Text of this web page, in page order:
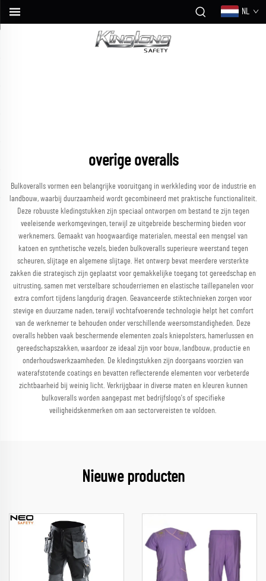
NL
overige overalls
Bulkoveralls vormen een belangrijke vooruitgang in werkkleding voor de industrie en
landbouw, waarbij duurzaamheid wordt gecombineerd met praktische functionaliteit.
Deze robuuste kledingstukken zijn speciaal ontworpen om bestand te zijn tegen
veeleisende werkomgevingen, terwijl ze uitgebreide bescherming bieden voor
werknemers. Gemaakt van hoogwaardige materialen, meestal een mengsel van
katoen en synthetische vezels, bieden bulkoveralls superieure weerstand tegen
scheuren, slijtage en algemene slijtage. Het ontwerp bevat meerdere versterkte
zakken die strategisch zijn geplaatst voor gemakkelijke toegang tot gereedschap en
uitrusting, samen met verstelbare schouderriemen en elastische taillepanelen voor
extra comfort tijdens langdurig dragen. Geavanceerde stiktechnieken zorgen voor
stevige en duurzame naden, terwijl vochtafvoerende technologie helpt het comfort
van de werknemer te behouden onder verschillende weersomstandigheden. Deze
overalls hebben vaak beschermende elementen zoals kniepolsters, hamerlussen en
gereedschapszakken, waardoor ze ideaal zijn voor bouw, landbouw, productie en
onderhoudswerkzaamheden. De kledingstukken zijn doorgaans voorzien van
waterafstotende coatings en bevatten reflecterende elementen voor verbeterde
zichtbaarheid bij weinig licht. Verkrijgbaar in diverse maten en kleuren kunnen
bulkoveralls worden aangepast met bedrijfslogo's of specifieke
veiligheidskenmerken om aan sectorvereisten te voldoen.
Nieuwe producten